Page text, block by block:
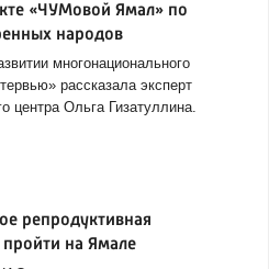
«ЧУМовой Ямал» по
народов
многонационального
рассказала эксперт
центра Ольга Гизатуллина.
репродуктивная
пройти на Ямале